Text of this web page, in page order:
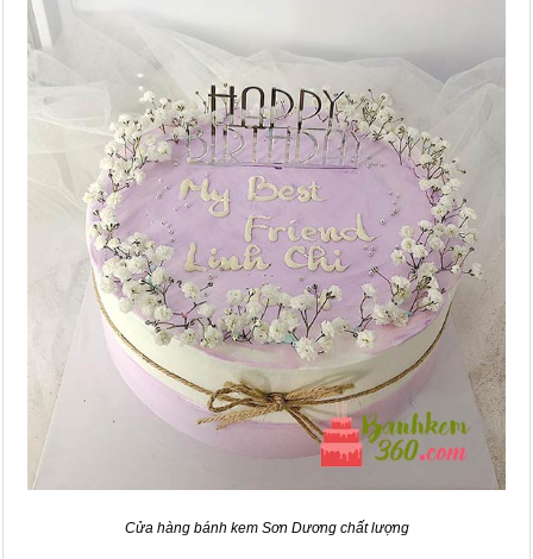
Cửa hàng bánh kem Sơn Dương chất lượng